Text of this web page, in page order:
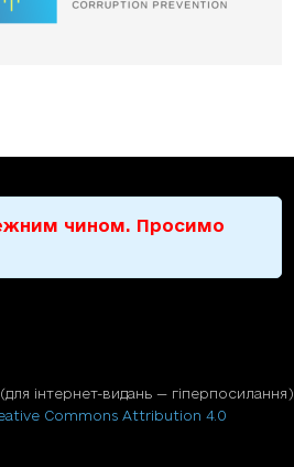
чином. Просимо
iнтернет-видань — гiперпосилання)
Commons Attribution 4.0